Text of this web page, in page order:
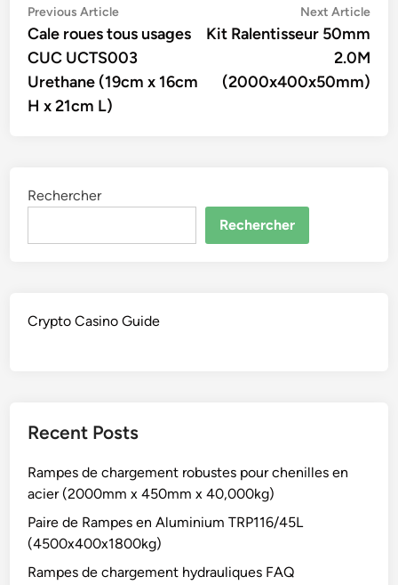
Navigation
de
l’article
Previous ArticlePrevious
article:
Cale roues tous usages
CUC UCTS003
Urethane (19cm x 16cm
H x 21cm L)
Next Article
Kit Ralentisseur 50mm
2.0M
(2000x400x50mm)
Rechercher
Rechercher
Crypto Casino Guide
Recent Posts
Rampes de chargement robustes pour chenilles en
acier (2000mm x 450mm x 40,000kg)
Paire de Rampes en Aluminium TRP116/45L
(4500x400x1800kg)
Rampes de chargement hydrauliques FAQ